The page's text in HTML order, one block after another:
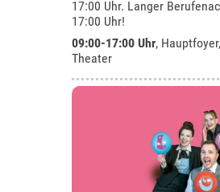
17:00 Uhr. Langer
17:00 Uhr!
09:00-17:00 Uhr,
Theater